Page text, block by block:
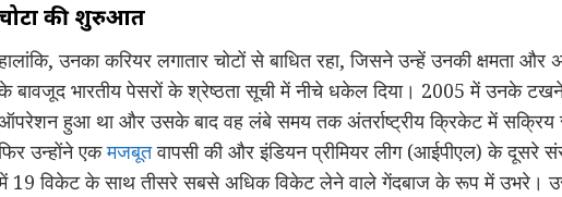
की शुरुआत
उनका करियर लगातार चोटों से बाधित रहा, जिसने उन्हें उनकी क्षमता और
बावजूद भारतीय पेसरों के श्रेष्ठता सूची में नीचे धकेल दिया। 2005 में उनके
हुआ था और उसके बाद वह लंबे समय तक अंतर्राष्ट्रीय क्रिकेट में सक्रिय
उन्होंने एकमजबूतवापसी की और इंडियन प्रीमियर लीग (आईपीएल) के दूसरे
19 विकेट के साथ तीसरे सबसे अधिक विकेट लेने वाले गेंदबाज के रूप में उभरे।